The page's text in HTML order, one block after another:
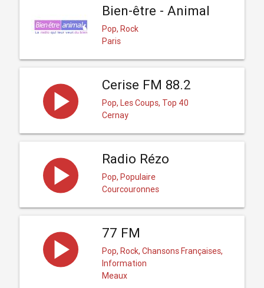
Bien-être - Animal
Pop, Rock
Paris
Cerise FM 88.2
Pop, Les Coups, Top 40
Cernay
Radio Rézo
Pop, Populaire
Courcouronnes
77 FM
Pop, Rock, Chansons Françaises,
Information
Meaux